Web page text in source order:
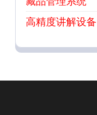
高精度讲解设备